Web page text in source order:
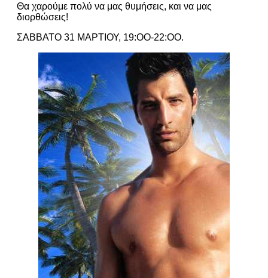
Θα χαρούμε πολύ να μας θυμήσεις, και να μας
διορθώσεις!
ΣΑΒΒΑΤΟ 31 ΜΑΡΤΙΟΥ, 19:ΟΟ-22:ΟΟ.